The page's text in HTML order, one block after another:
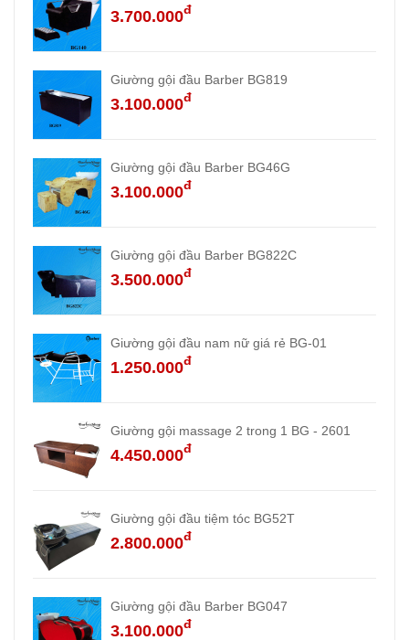
3.700.000đ
Giường gội đầu Barber BG819
3.100.000đ
Giường gội đầu Barber BG46G
3.100.000đ
Giường gội đầu Barber BG822C
3.500.000đ
Giường gội đầu nam nữ giá rẻ BG-01
1.250.000đ
Giường gội massage 2 trong 1 BG - 2601
4.450.000đ
Giường gội đầu tiệm tóc BG52T
2.800.000đ
Giường gội đầu Barber BG047
3.100.000đ